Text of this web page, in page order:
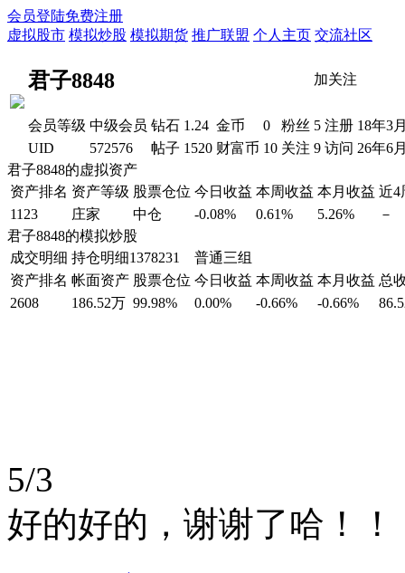
会员登陆免费注册
虚拟股市 模拟炒股 模拟期货 推广联盟 个人主页 交流社区
君子8848 加关注
会员等级 中级会员 钻石 1.24 金币 0 粉丝 5 注册 18年3
UID
572576 帖子 1520 财富币 10 关注 9 访问 26年6
君子8848的虚拟资产
资产排名 资产等级 股票仓位 今日收益 本周收益 本月收益 近4
1123
庄家 中仓 -0.08% 0.61% 5.26%
－
君子8848的模拟炒股
成交明细 持仓明细1378231 普通三组
资产排名 帐面资产 股票仓位 今日收益 本周收益 本月收益 总
2608
186.52万 99.98% 0.00% -0.66% -0.66%
5/3
好的好的，谢谢了哈！！